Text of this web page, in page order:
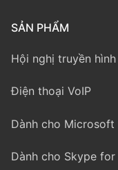
SẢN PHẨM
Hội nghị truyền hình
Điện thoại VoIP
Dành cho Microsoft
Dành cho Skype for